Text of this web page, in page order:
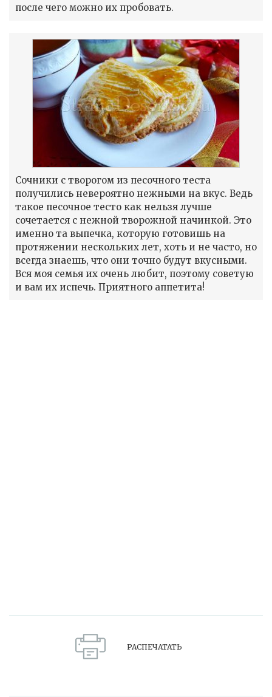
после чего можно их пробовать.
Сочники с творогом из песочного теста
получились невероятно нежными на вкус. Ведь
такое песочное тесто как нельзя лучше
сочетается с нежной творожной начинкой. Это
именно та выпечка, которую готовишь на
протяжении нескольких лет, хоть и не часто, но
всегда знаешь, что они точно будут вкусными.
Вся моя семья их очень любит, поэтому советую
и вам их испечь. Приятного аппетита!
РАСПЕЧАТАТЬ